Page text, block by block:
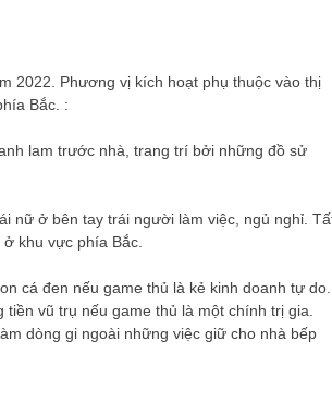
2022. Phương vị kích hoạt phụ thuộc vào thị
Bắc. :
lam trước nhà, trang trí bởi những đồ sử
nữ ở bên tay trái người làm việc, ngủ nghỉ.
khu vực phía Bắc.
cá đen nếu game thủ là kẻ kinh doanh tự do.
vũ trụ nếu game thủ là một chính trị gia.
dòng gi ngoài những việc giữ cho nhà bếp